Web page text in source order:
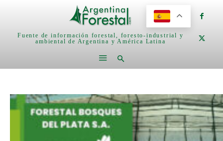
Fuente de información forestal, foresto-industrial y
ambiental de Argentina y América Latina